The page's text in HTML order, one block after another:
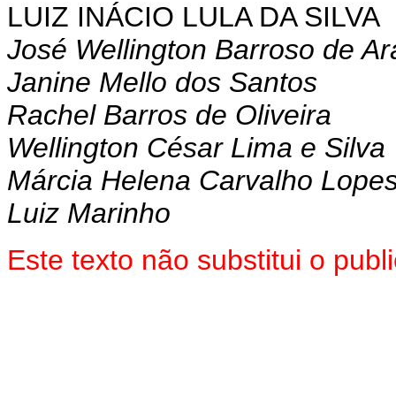
LUIZ INÁCIO LULA DA SILVA
José Wellington Barroso de
Janine Mello dos Santos
Rachel Barros de Oliveira
Wellington César Lima e Silva
Márcia Helena Carvalho
Luiz Marinho
Este texto não substitui o